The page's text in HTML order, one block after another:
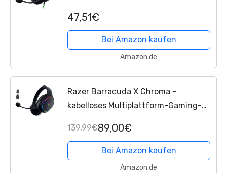
Kissen – für PC, PS4, PS5, Switch,
Xbox One, Xbox Series X|S,...
47,51€
Bei Amazon kaufen
Amazon.de
Razer Barracuda X Chroma -
kabelloses Multiplattform-Gaming-
(SmartSwitch Hyperspeed &
Bluetooth, 40mm Treiber,
abnehmbares...
139,99€89,00€
Bei Amazon kaufen
Amazon.de